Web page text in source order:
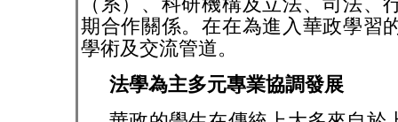
期合作關係。在在為進入華政學習
學術及交流管道。
法學為主多元專業協調發展